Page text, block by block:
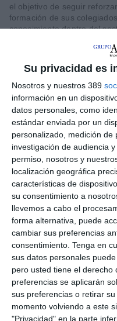
Su privacidad es
Nosotros y nuestros 389
información en un
datos personales, como
estándar enviada por un
personalizado, medición de
investigación de audiencia
permiso, nosotros y
localización geográfica
características de
su consentimiento a
llevemos a cabo el
forma alternativa, puede
cambiar sus preferencias
consentimiento. Tenga en
sus datos personales
pero usted tiene el derecho
preferencias se aplicarán
sus preferencias o retirar
momento volviendo a este
"Privacidad" en la parte
el objetivo de seguir
formación de sus
conocimiento dentro del
formativas, jornadas y
con la actualidad del
acciones de difusión y
Joaquín Álvarez Espuny,
Canal Mediadores de
pieza clave dentro de
nos permiten seguir
profesionales del sector
Contar con un socio como
Seguros de Málaga es
valor y acompañar al
Por su lado, Benito Rius
,
"la renovación de este
iniciativas de formación y
positivas para nuestros
comprometidas con la
profesionalizar aún más el
Si quiere recibir
esta, pinche aquí